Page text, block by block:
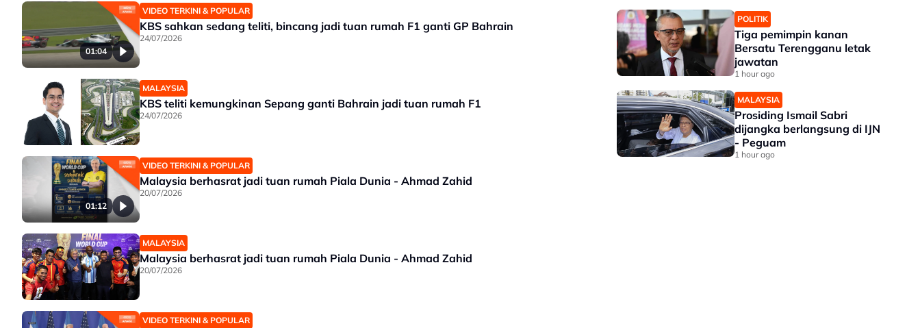
01:04
VIDEO TERKINI & POPULAR
KBS sahkan sedang teliti, bincang jadi tuan rumah F1 ganti GP Bahrain
24/07/2026
MALAYSIA
KBS teliti kemungkinan Sepang ganti Bahrain jadi tuan rumah F1
24/07/2026
01:12
VIDEO TERKINI & POPULAR
Malaysia berhasrat jadi tuan rumah Piala Dunia - Ahmad Zahid
20/07/2026
MALAYSIA
Malaysia berhasrat jadi tuan rumah Piala Dunia - Ahmad Zahid
20/07/2026
VIDEO TERKINI & POPULAR
POLITIK
Tiga pemimpin kanan
Bersatu Terengganu letak
jawatan
1 hour ago
MALAYSIA
Prosiding Ismail Sabri
dijangka berlangsung di IJN
- Peguam
1 hour ago